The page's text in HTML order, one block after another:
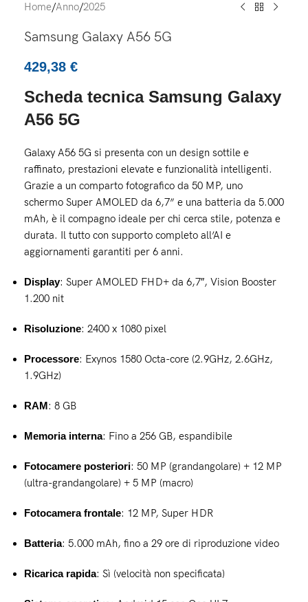
Home/Anno/2025
Samsung Galaxy A56 5G
429,38 €
Scheda tecnica Samsung Galaxy
A56 5G
Galaxy A56 5G si presenta con un design sottile e
raffinato, prestazioni elevate e funzionalità intelligenti.
Grazie a un comparto fotografico da 50 MP, uno
schermo Super AMOLED da 6,7” e una batteria da 5.000
mAh, è il compagno ideale per chi cerca stile, potenza e
durata. Il tutto con supporto completo all’AI e
aggiornamenti garantiti per 6 anni.
Display: Super AMOLED FHD+ da 6,7″, Vision Booster
1.200 nit
Risoluzione: 2400 x 1080 pixel
Processore: Exynos 1580 Octa-core (2.9GHz, 2.6GHz,
1.9GHz)
RAM: 8 GB
Memoria interna: Fino a 256 GB, espandibile
Fotocamere posteriori: 50 MP (grandangolare) + 12 MP
(ultra-grandangolare) + 5 MP (macro)
Fotocamera frontale: 12 MP, Super HDR
Batteria: 5.000 mAh, fino a 29 ore di riproduzione video
Ricarica rapida: Sì (velocità non specificata)